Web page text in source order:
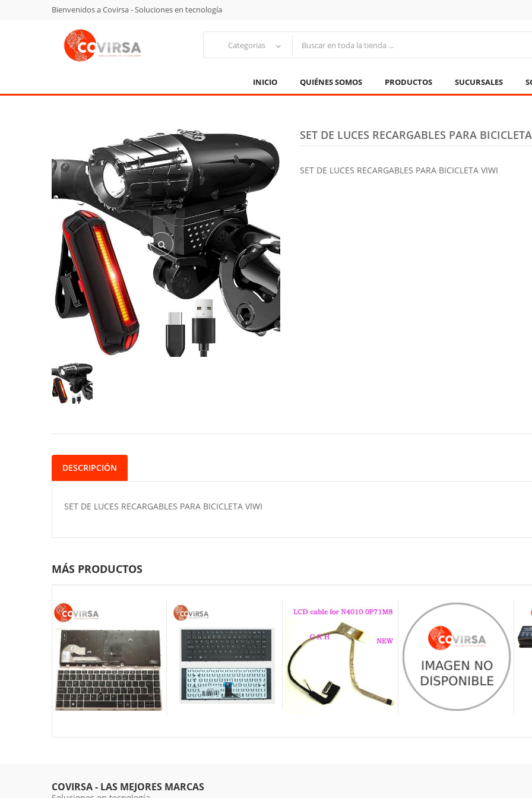
Bienvenidos a Covirsa - Soluciones en tecnología
Categorias
INICIO QUIÉNES SOMOS PRODUCTOS SUCURSALES
SET DE LUCES RECARGABLES PARA
SET DE LUCES RECARGABLES PARA BICICLETA VIWI
DESCRIPCIÓN
SET DE LUCES RECARGABLES PARA BICICLETA VIWI
MÁS PRODUCTOS
COVIRSA - LAS MEJORES MARCAS